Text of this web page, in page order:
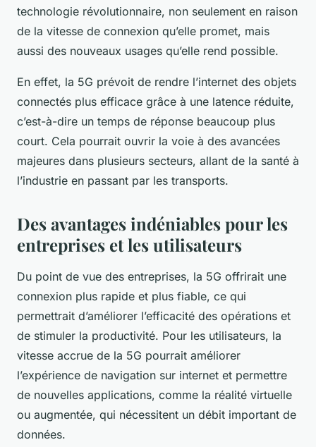
technologie révolutionnaire, non seulement en raison
de la vitesse de connexion qu’elle promet, mais
aussi des nouveaux usages qu’elle rend possible.
En effet, la 5G prévoit de rendre l’internet des objets
connectés plus efficace grâce à une latence réduite,
c’est-à-dire un temps de réponse beaucoup plus
court. Cela pourrait ouvrir la voie à des avancées
majeures dans plusieurs secteurs, allant de la santé à
l’industrie en passant par les transports.
Des avantages indéniables pour les
entreprises et les utilisateurs
Du point de vue des entreprises, la 5G offrirait une
connexion plus rapide et plus fiable, ce qui
permettrait d’améliorer l’efficacité des opérations et
de stimuler la productivité. Pour les utilisateurs, la
vitesse accrue de la 5G pourrait améliorer
l’expérience de navigation sur internet et permettre
de nouvelles applications, comme la réalité virtuelle
ou augmentée, qui nécessitent un débit important de
données.